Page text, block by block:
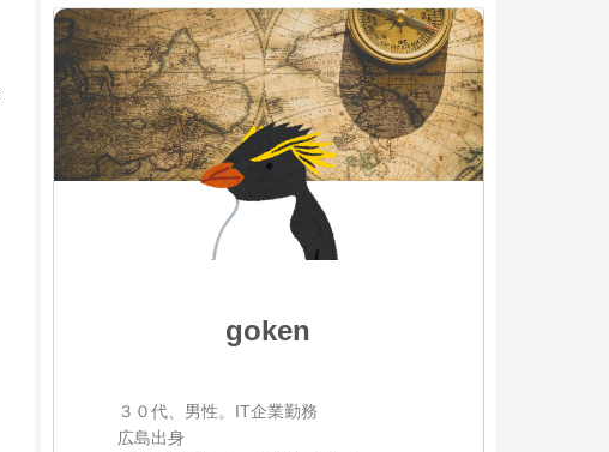
goken
３０代、男性。IT企業勤務
広島出身